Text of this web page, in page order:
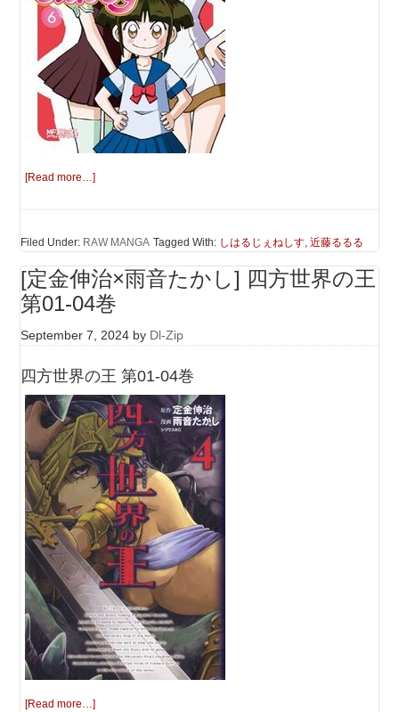
[Read more…]
Filed Under: RAW MANGA Tagged With: しはるじぇねしす,近藤るるる
[定金伸治×雨音たかし] 四方世界の王
第01-04巻
September 7, 2024 by Dl-Zip
四方世界の王 第01-04巻
[Read more…]